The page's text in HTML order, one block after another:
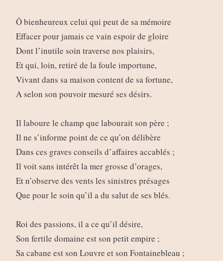
Ô bienheureux celui qui peut de sa mémoire
Effacer pour jamais ce vain espoir de gloire
Dont l’inutile soin traverse nos plaisirs,
Et qui, loin, retiré de la foule importune,
Vivant dans sa maison content de sa fortune,
A selon son pouvoir mesuré ses désirs.
Il laboure le champ que labourait son père ;
Il ne s’informe point de ce qu’on délibère
Dans ces graves conseils d’affaires accablés ;
Il voit sans intérêt la mer grosse d’orages,
Et n’observe des vents les sinistres présages
Que pour le soin qu’il a du salut de ses blés.
Roi des passions, il a ce qu’il désire,
Son fertile domaine est son petit empire ;
Sa cabane est son Louvre et son Fontainebleau ;